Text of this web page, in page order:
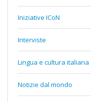
Iniziative ICoN
Interviste
Lingua e cultura italiana
Notizie dal mondo